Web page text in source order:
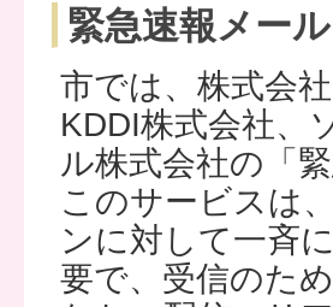
緊急速報メー
市では、株式会
KDDI株式会社、
ル株式会社の「
このサービスは
ンに対して一斉
要で、受信のた